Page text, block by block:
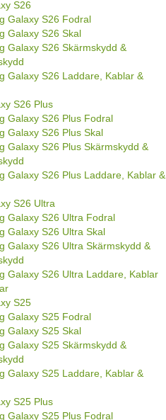
S26
Galaxy S26 Fodral
Galaxy S26 Skal
Galaxy S26 Skärmskydd &
Galaxy S26 Laddare, Kablar &
S26 Plus
Galaxy S26 Plus Fodral
Galaxy S26 Plus Skal
Galaxy S26 Plus Skärmskydd &
Galaxy S26 Plus Laddare, Kablar &
S26 Ultra
Galaxy S26 Ultra Fodral
Galaxy S26 Ultra Skal
Galaxy S26 Ultra Skärmskydd &
Galaxy S26 Ultra Laddare, Kablar
S25
Galaxy S25 Fodral
Galaxy S25 Skal
Galaxy S25 Skärmskydd &
Galaxy S25 Laddare, Kablar &
S25 Plus
Galaxy S25 Plus Fodral